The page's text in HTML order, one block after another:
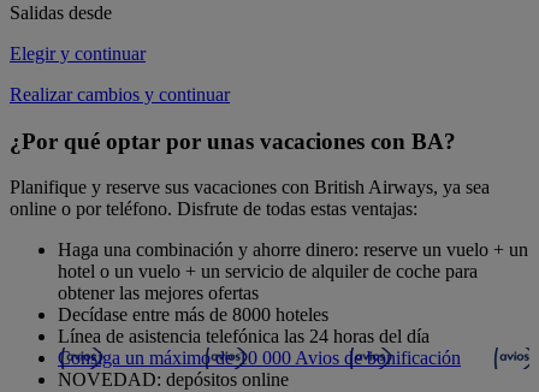
Salidas desde
Elegir y continuar
Realizar cambios y continuar
¿Por qué optar por unas vacaciones con BA?
Planifique y reserve sus vacaciones con British Airways, ya sea
online o por teléfono. Disfrute de todas estas ventajas:
Haga una combinación y ahorre dinero: reserve un vuelo + un
hotel o un vuelo + un servicio de alquiler de coche para
obtener las mejores ofertas
Decídase entre más de 8000 hoteles
Línea de asistencia telefónica las 24 horas del día
Consiga un máximo de 10 000 Avios de bonificación
NOVEDAD: depósitos online